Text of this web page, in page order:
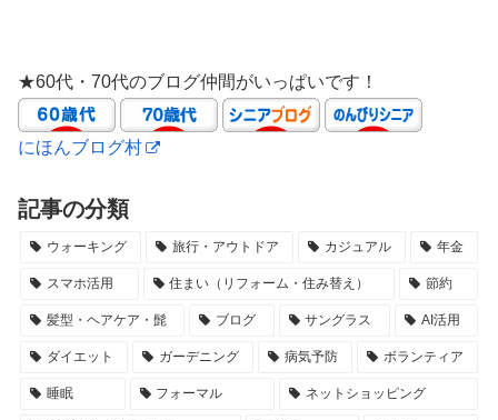
★60代・70代のブログ仲間がいっぱいです！
にほんブログ村
記事の分類
ウォーキング 旅行・アウトドア カジュアル 年金
スマホ活用 住まい（リフォーム・住み替え） 節約
髪型・ヘアケア・髭 ブログ サングラス AI活用
ダイエット ガーデニング 病気予防 ボランティア
睡眠 フォーマル ネットショッピング